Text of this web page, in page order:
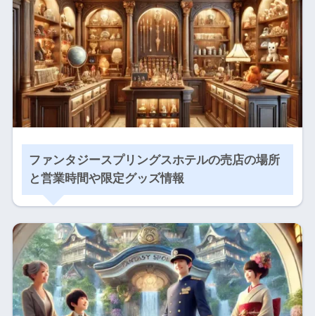
ファンタジースプリングスホテルの売店の場所
と営業時間や限定グッズ情報